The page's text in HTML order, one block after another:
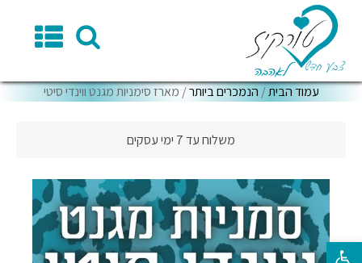
פתח סרגל נגישות
עמוד הבית/ הנמכרים ביותר/ מארז סימניות מגנט ווינדי סיטי
משלוח עד 7 ימי עסקים